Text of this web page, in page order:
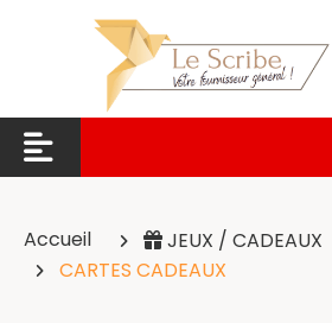
Accueil
JEUX / CADEAUX
CARTES CADEAUX